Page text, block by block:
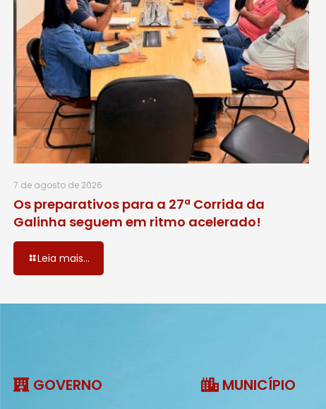
7 de agosto de 2026
Os preparativos para a 27ª Corrida da
Galinha seguem em ritmo acelerado!
Leia mais...
GOVERNO MUNICÍPIO